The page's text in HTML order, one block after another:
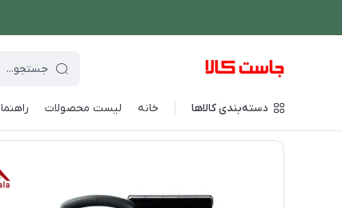
دسته‌بندی کالاها خانه لیست محصولات راهنما
فروشگاه اینترنتی جاست کالا شستشو و نظافت / جارو شارژی